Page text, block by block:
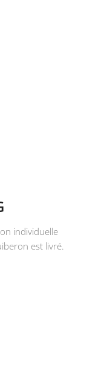
individuelle
est livré.